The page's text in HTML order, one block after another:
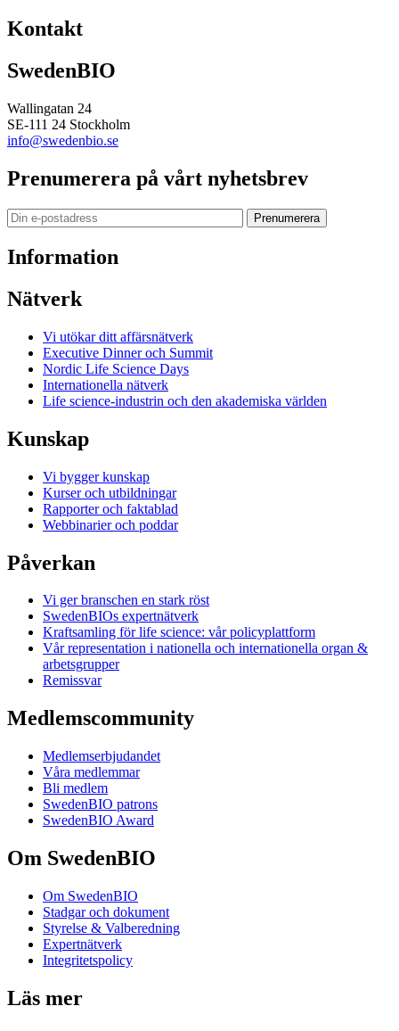
Kontakt
SwedenBIO
Wallingatan 24
SE-111 24 Stockholm
info@swedenbio.se
Prenumerera på vårt nyhetsbrev
Prenumerera
Information
Nätverk
Vi utökar ditt affärsnätverk
Executive Dinner och Summit
Nordic Life Science Days
Internationella nätverk
Life science-industrin och den akademiska världen
Kunskap
Vi bygger kunskap
Kurser och utbildningar
Rapporter och faktablad
Webbinarier och poddar
Påverkan
Vi ger branschen en stark röst
SwedenBIOs expertnätverk
Kraftsamling för life science: vår policyplattform
Vår representation i nationella och internationella organ &
arbetsgrupper
Remissvar
Medlemscommunity
Medlemserbjudandet
Våra medlemmar
Bli medlem
SwedenBIO patrons
SwedenBIO Award
Om SwedenBIO
Om SwedenBIO
Stadgar och dokument
Styrelse & Valberedning
Expertnätverk
Integritetspolicy
Läs mer